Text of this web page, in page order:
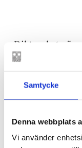
Samtycke
Denna webbplats
Vi använder
Diktverket
delarna
överraskande
–Svenska Yle